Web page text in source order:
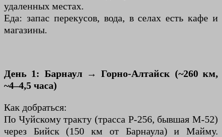
удаленных местах.
Еда: запас перекусов, вода, в селах есть кафе и
магазины.
День 1: Барнаул → Горно-Алтайск (~260 км,
~4–4,5 часа)
Как добраться:
По Чуйскому тракту (трасса Р-256, бывшая М-52)
через Бийск (150 км от Барнаула) и Майму.